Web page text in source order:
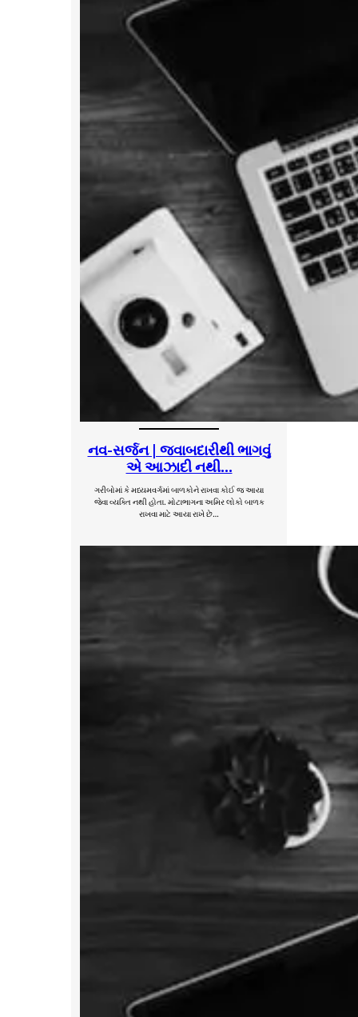
નવ-સર્જન | જવાબદારીથી ભાગવું
એ આઝાદી નથી…
ગરીબોમાં કે મધ્યમવર્ગમાં બાળકોને રાખવા કોઈ જ આયા
જેવા વ્યક્તિ નથી હોતા. મોટાભાગના અમિર લોકો બાળક
રાખવા માટે આયા રાખે છે…